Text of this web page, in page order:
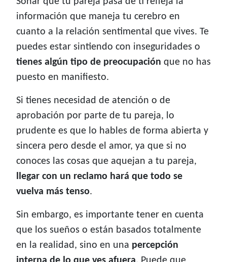
información que maneja tu cerebro en
cuanto a la relación sentimental que vives. Te
puedes estar sintiendo con inseguridades o
tienes algún tipo de preocupación que no has
puesto en manifiesto.
Si tienes necesidad de atención o de
aprobación por parte de tu pareja, lo
prudente es que lo hables de forma abierta y
sincera pero desde el amor, ya que si no
conoces las cosas que aquejan a tu pareja,
llegar con un reclamo hará que todo se
vuelva más tenso.
Sin embargo, es importante tener en cuenta
que los sueños o están basados totalmente
en la realidad, sino en una percepción